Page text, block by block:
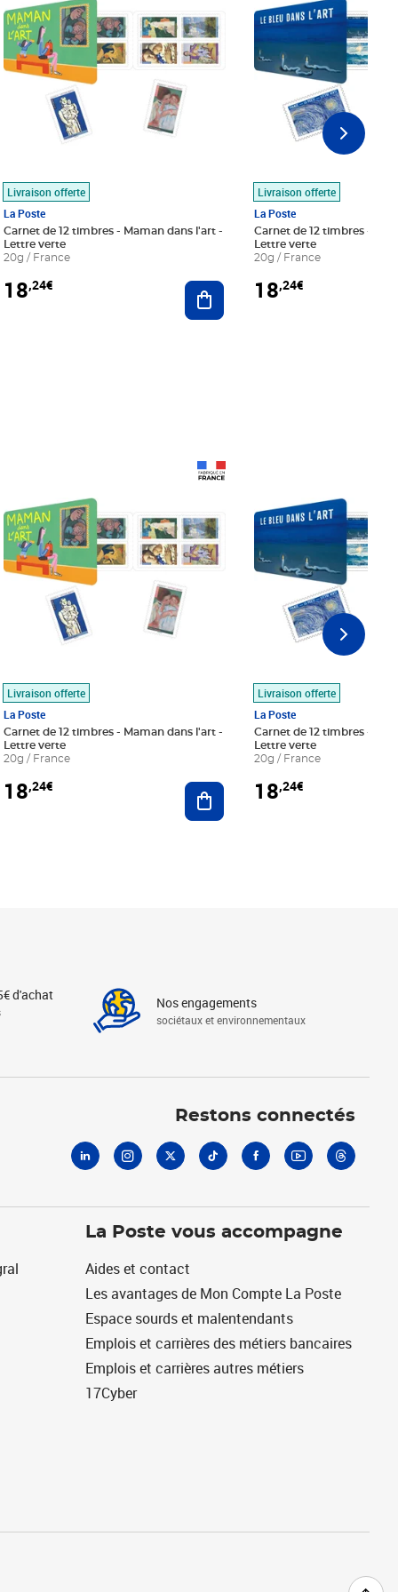
au panier
Livraison offerte
La Poste
Carnet de 12 timbres - Maman dans l'art -
Lettre verte
20g / France
18,24€ Ajouter au panier
Livraison offerte
La Poste
Carnet de 12 timbres - Le
Lettre verte
20g / France
18,24€
au panier
Livraison offerte
La Poste
Carnet de 12 timbres - Maman dans l'art -
Lettre verte
20g / France
18,24€ Ajouter au panier
Livraison offerte
La Poste
Carnet de 12 timbres - Le
Lettre verte
20g / France
18,24€
d'achat Nos engagements
sociétaux et environnementaux
Restons connectés
La Poste vous accompagne
Aides et contact
Les avantages de Mon Compte La Poste
Espace sourds et malentendants
Emplois et carrières des métiers bancaires
Emplois et carrières autres métiers
17Cyber